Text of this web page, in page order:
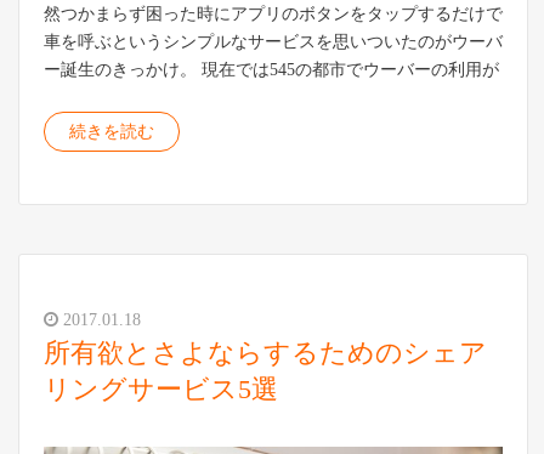
然つかまらず困った時にアプリのボタンをタップするだけで
車を呼ぶというシンプルなサービスを思いついたのがウーバ
ー誕生のきっかけ。 現在では545の都市でウーバーの利用が
続きを読む
2017.01.18
所有欲とさよならするためのシェア
リングサービス5選